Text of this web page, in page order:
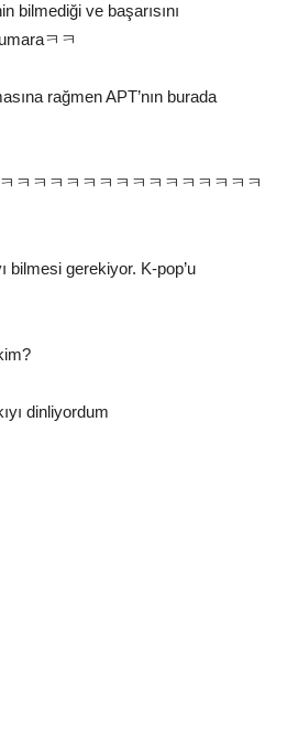
bilmediği ve başarısını
ㅋㅋ
rağmen APT’nın burada
ㅋㅋㅋㅋㅋㅋㅋㅋㅋㅋㅋㅋㅋㅋㅋ
bilmesi gerekiyor. K-pop’u
dinliyordum